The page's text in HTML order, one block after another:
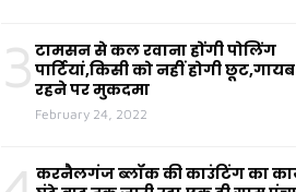
3 टामसन से कल रवाना होंगी पोलिंग
पार्टियां,किसी को नहीं होगी छूट,गायब
रहने पर मुकदमा
February 24, 2022
करनैलगंज ब्लॉक की काउंटिंग का